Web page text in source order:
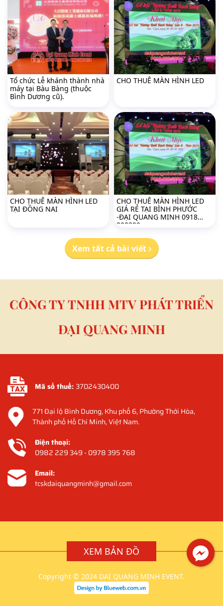
Tổ chức Lễ khánh thành nhà
máy tại Bàu Bàng (thuộc
Bình Dương cũ).
CHO THUÊ MÀN HÌNH LED
CHO THUÊ MÀN HÌNH LED
TẠI ĐỒNG NAI
CHO THUÊ MÀN HÌNH LED
GIÁ RẺ TẠI BÌNH PHƯỚC
-ĐẠI QUANG MINH 0918
808399
Xem tất cả bài viết
CÔNG TY TNHH MTV PHÁT TRIỂN
ĐẠI QUANG MINH
Mã số thuế:3702430400
771 Đại lộ Bình Dương, Khu phố 6, Phường Thới Hòa,
Thành phố Hồ Chí Minh, Việt Nam.
Điện thoại:
0982 229 349 - 0978 395 768
Email:
tcskdaiquangminh@gmail.com
XEM BẢN ĐỒ
Copyright © 2024 DAI QUANG MINH EVENT.